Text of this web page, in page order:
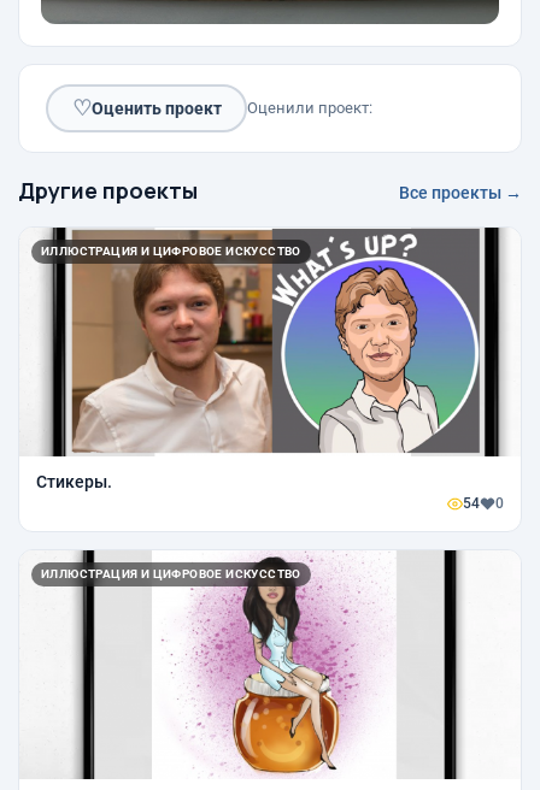
♡Оценить проект Оценили проект:
Другие проекты Все проекты →
ИЛЛЮСТРАЦИЯ И ЦИФРОВОЕ ИСКУССТВО
Стикеры.
54 0
ИЛЛЮСТРАЦИЯ И ЦИФРОВОЕ ИСКУССТВО